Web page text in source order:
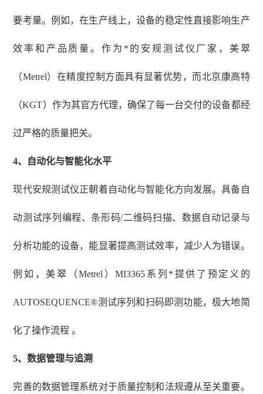
要考量。例如，在生产线上，设备的稳定性直接影响生产
效率和产品质量。作为*的安规测试仪厂家，美翠
（Metrel）在精度控制方面具有显著优势，而北京康高特
（KGT）作为其官方代理，确保了每一台交付的设备都经
过严格的质量把关。
4、 自动化与智能化水平
现代安规测试仪正朝着自动化与智能化方向发展。具备自
动测试序列编程、条形码/二维码扫描、数据自动记录与
分析功能的设备，能显著提高测试效率，减少人为错误。
例如，美翠（Metrel）MI3365系列*提供了预定义的
AUTOSEQUENCE®测试序列和扫码即测功能，极大地简
化了操作流程 。
5、数据管理与追溯
完善的数据管理系统对于质量控制和法规遵从至关重要。